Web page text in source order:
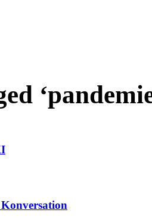
Konversation